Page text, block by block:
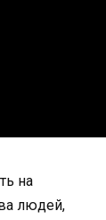
на
людей,